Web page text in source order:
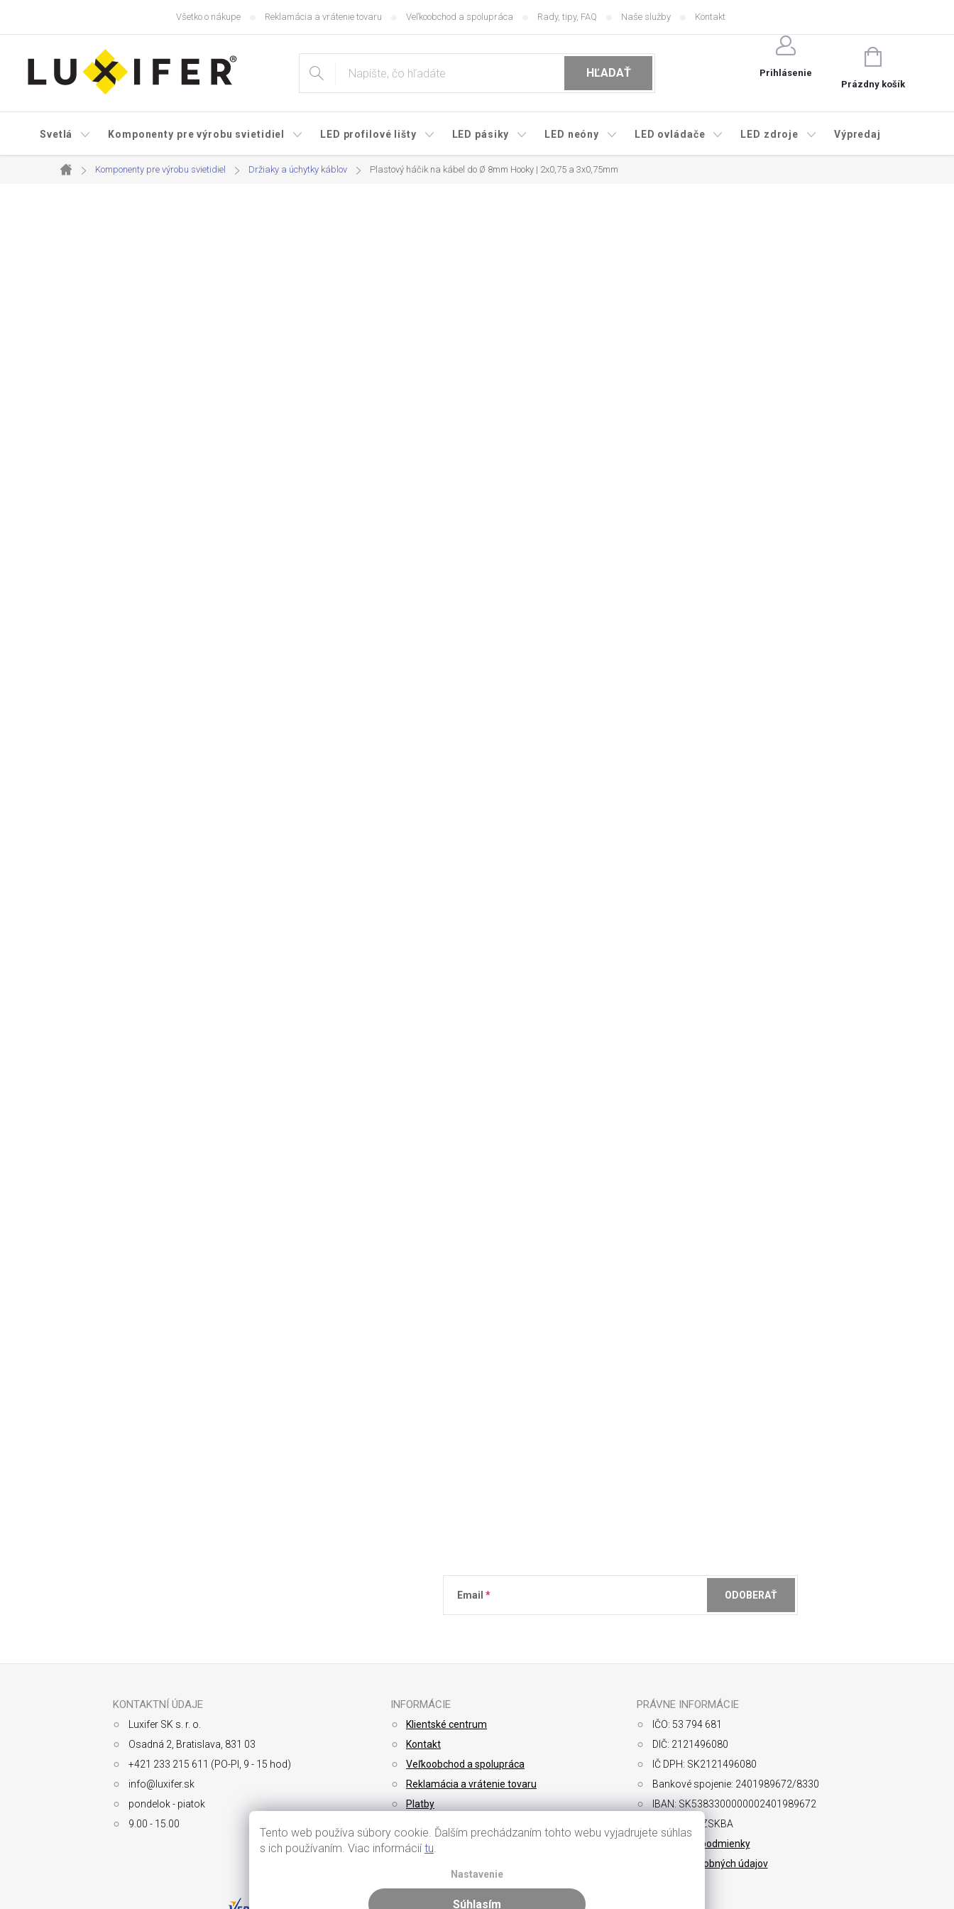
Tento web používa súbory cookie. Ďalším prechádzaním tohto webu vyjadrujete súhlas
s ich používaním. Viac informáciítu.
Nastavenie
Súhlasím
Všetko o nákupe Reklamácia a vrátenie tovaru Veľkoobchod a spolupráca Rady, tipy, FAQ Naše služby Kontakt
HĽADAŤ Prihlásenie
NÁKUPNÝ
KOŠÍK
Prázdny košík
Svetlá Komponenty pre výrobu svietidiel LED profilové lišty LED pásiky LED neóny LED ovládače LED zdroje Výpredaj
Domov
Komponenty pre výrobu svietidiel Držiaky a úchytky káblov Plastový háčik na kábel do Ø 8mm Hooky | 2x0,75 a 3x0,75mm
Email ODOBERAŤ
KONTAKTNÍ ÚDAJE
Luxifer SK s. r. o.
Osadná 2, Bratislava, 831 03
+421 233 215 611 (PO-PI, 9 - 15 hod)
info@luxifer.sk
pondelok - piatok
9.00 - 15.00
INFORMÁCIE
Klientské centrum
Kontakt
Veľkoobchod a spolupráca
Reklamácia a vrátenie tovaru
Platby
Doprava
PRÁVNE INFORMÁCIE
IČO: 53 794 681
DIČ: 2121496080
IČ DPH: SK2121496080
Bankové spojenie: 2401989672/8330
IBAN: SK5383300000002401989672
SWIFT: FIOZSKBA
Obchodné podmienky
Ochrana osobných údajov